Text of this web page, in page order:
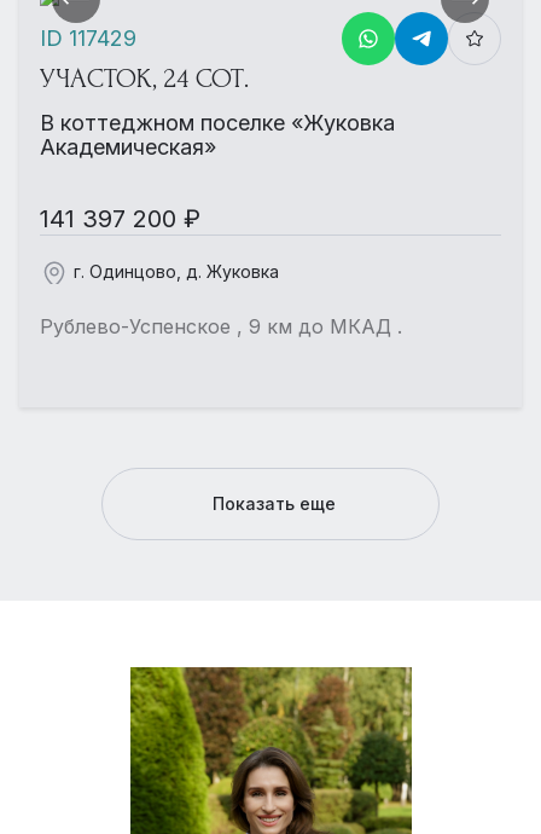
УЧАСТОК, 24 СОТ.
В коттеджном поселке «Жуковка
Академическая»
141 397 200 ₽
г. Одинцово, д. Жуковка
Рублево-Успенское , 9 км до МКАД .
ID 117429
Показать еще